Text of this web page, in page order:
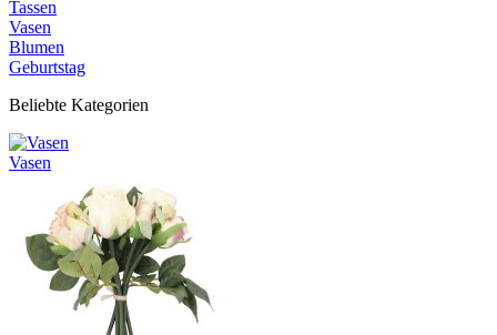
Tassen
Vasen
Blumen
Geburtstag
Beliebte Kategorien
Vasen